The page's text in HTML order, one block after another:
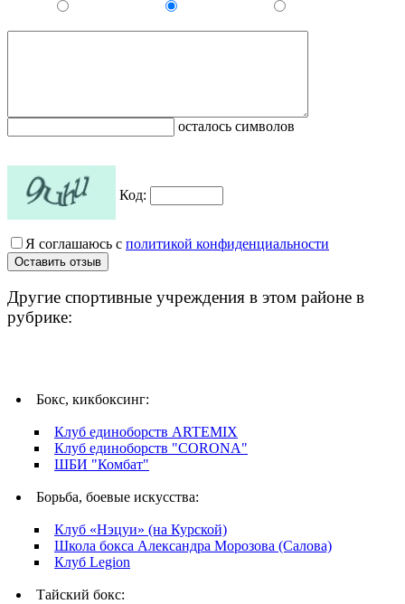
осталось символов
Код:
Я соглашаюсь с политикой конфиденциальности
Другие спортивные учреждения в этом районе в
рубрике:
Бокс, кикбоксинг:
Клуб единоборств ARTEMIX
Клуб единоборств "CORONA"
ШБИ "Комбат"
Борьба, боевые искусства:
Клуб «Нэцуи» (на Курской)
Школа бокса Александра Морозова (Салова)
Клуб Legion
Тайский бокс: